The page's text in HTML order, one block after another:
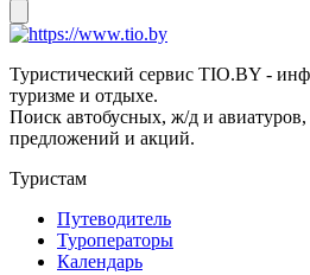
Туристический сервис TIO.BY -
туризме и отдыхе.
Поиск автобусных, ж/д и
предложений и акций.
Туристам
Путеводитель
Туроператоры
Календарь